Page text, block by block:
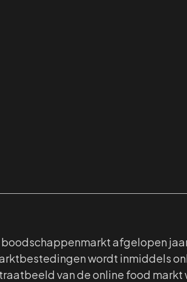
boodschappenmarkt afgelopen
wordt inmiddels
van de online food